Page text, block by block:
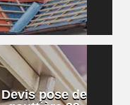
Devis pose de